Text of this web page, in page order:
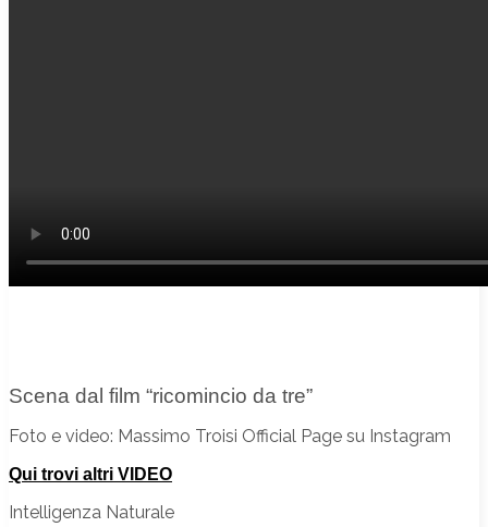
Scena dal film “ricomincio da tre”
Foto e video: Massimo Troisi Official Page su Instagram
Qui trovi altri VIDEO
Intelligenza Naturale